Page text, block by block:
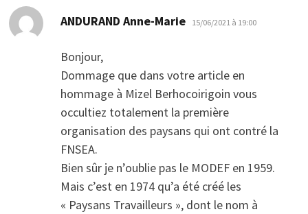
ANDURAND Anne-Marie dit :
15/06/2021 à 19:00
Bonjour,
Dommage que dans votre article en
hommage à Mizel Berhocoirigoin vous
occultiez totalement la première
organisation des paysans qui ont contré la
FNSEA.
Bien sûr je n’oublie pas le MODEF en 1959.
Mais c’est en 1974 qu’a été créé les
« Paysans Travailleurs », dont le nom à